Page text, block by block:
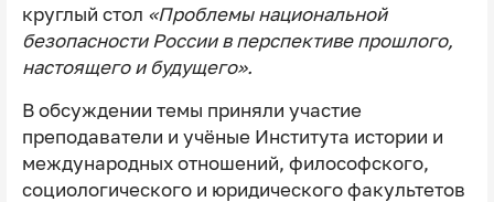
круглый стол «Проблемы национальной
безопасности России в перспективе прошлого,
настоящего и будущего».
В обсуждении темы приняли участие
преподаватели и учёные Института истории и
международных отношений, философского,
социологического и юридического факультетов